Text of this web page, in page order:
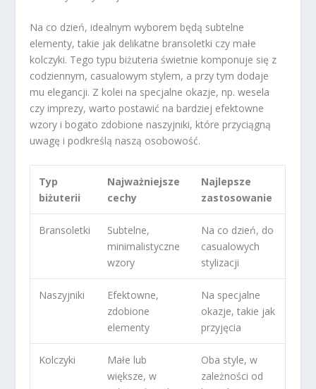
Na co dzień, idealnym wyborem będą subtelne
elementy, takie jak delikatne bransoletki czy małe
kolczyki. Tego typu biżuteria świetnie komponuje się z
codziennym, casualowym stylem, a przy tym dodaje
mu elegancji. Z kolei na specjalne okazje, np. wesela
czy imprezy, warto postawić na bardziej efektowne
wzory i bogato zdobione naszyjniki, które przyciągną
uwagę i podkreślą naszą osobowość.
Typ
biżuterii
Najważniejsze
cechy
Najlepsze
zastosowanie
Bransoletki
Subtelne,
minimalistyczne
wzory
Na co dzień, do
casualowych
stylizacji
Naszyjniki
Efektowne,
zdobione
elementy
Na specjalne
okazje, takie jak
przyjęcia
Kolczyki
Małe lub
większe, w
Oba style, w
zależności od